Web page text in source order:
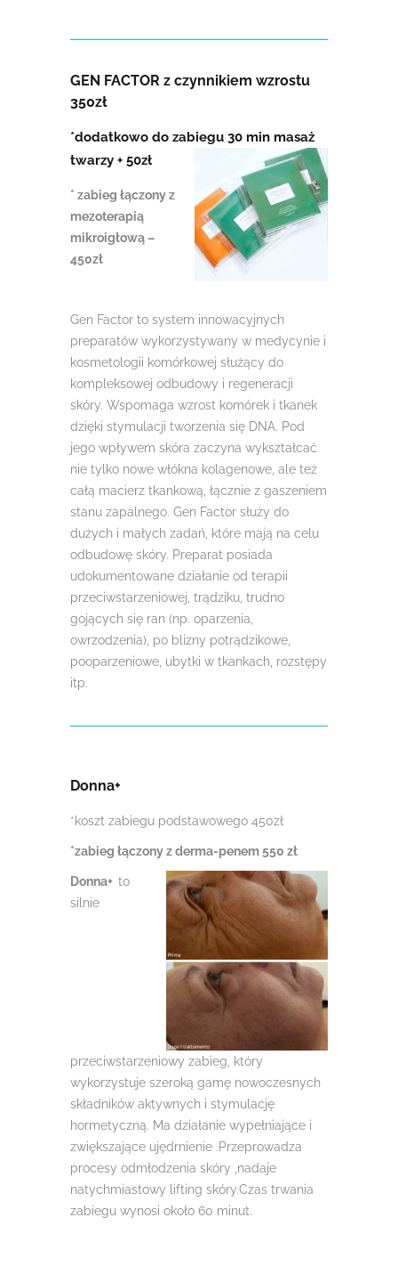
GEN FACTOR z czynnikiem wzrostu
350zł
*dodatkowo do zabiegu 30 min masaż
twarzy + 50zł
* zabieg łączony z
mezoterapią
mikroigłową –
450zł
Gen Factor to system innowacyjnych
preparatów wykorzystywany w medycynie i
kosmetologii komórkowej służący do
kompleksowej odbudowy i regeneracji
skóry. Wspomaga wzrost komórek i tkanek
dzięki stymulacji tworzenia się DNA. Pod
jego wpływem skóra zaczyna wykształcać
nie tylko nowe włókna kolagenowe, ale też
całą macierz tkankową, łącznie z gaszeniem
stanu zapalnego. Gen Factor służy do
dużych i małych zadań, które mają na celu
odbudowę skóry. Preparat posiada
udokumentowane działanie od terapii
przeciwstarzeniowej, trądziku, trudno
gojących się ran (np. oparzenia,
owrzodzenia), po blizny potrądzikowe,
pooparzeniowe, ubytki w tkankach, rozstępy
itp.
Donna+
*koszt zabiegu podstawowego 450zł
*zabieg łączony z derma-penem 550 zł
Donna+ to
silnie
przeciwstarzeniowy zabieg, który
wykorzystuje szeroką gamę nowoczesnych
składników aktywnych i stymulację
hormetyczną. Ma działanie wypełniające i
zwiększające ujędrnienie .Przeprowadza
procesy odmłodzenia skóry ,nadaje
natychmiastowy lifting skóry.Czas trwania
zabiegu wynosi około 60 minut.